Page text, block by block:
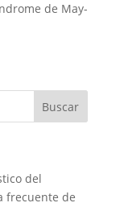
de May-
del
frecuente de